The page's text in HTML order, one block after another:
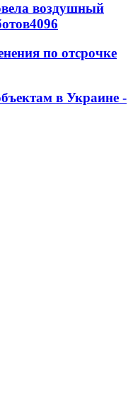
воздушный
4096
по отсрочке
в Украине -